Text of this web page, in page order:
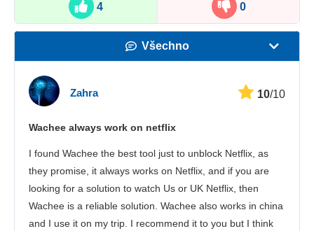
4 0
Všechno
Zákaznická podpora
Zahra 10/10
Wachee always work on netflix
I found Wachee the best tool just to unblock Netflix, as
they promise, it always works on Netflix, and if you are
looking for a solution to watch Us or UK Netflix, then
Wachee is a reliable solution. Wachee also works in china
and I use it on my trip. I recommend it to you but I think